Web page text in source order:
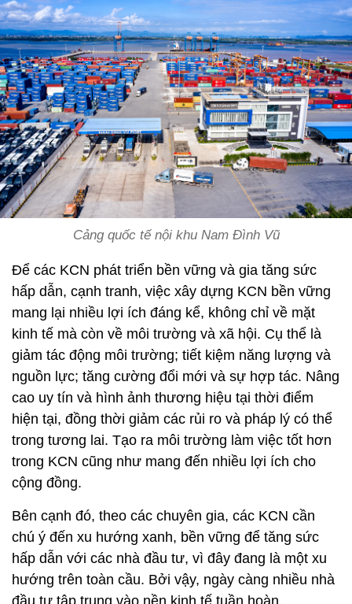
Cảng quốc tế nội khu Nam Đình Vũ
Để các KCN phát triển bền vững và gia tăng sức
hấp dẫn, cạnh tranh, việc xây dựng KCN bền vững
mang lại nhiều lợi ích đáng kể, không chỉ về mặt
kinh tế mà còn về môi trường và xã hội. Cụ thể là
giảm tác động môi trường; tiết kiệm năng lượng và
nguồn lực; tăng cường đổi mới và sự hợp tác. Nâng
cao uy tín và hình ảnh thương hiệu tại thời điểm
hiện tại, đồng thời giảm các rủi ro và pháp lý có thể
trong tương lai. Tạo ra môi trường làm việc tốt hơn
trong KCN cũng như mang đến nhiều lợi ích cho
cộng đồng.
Bên cạnh đó, theo các chuyên gia, các KCN cần
chú ý đến xu hướng xanh, bền vững để tăng sức
hấp dẫn với các nhà đầu tư, vì đây đang là một xu
hướng trên toàn cầu. Bởi vậy, ngày càng nhiều nhà